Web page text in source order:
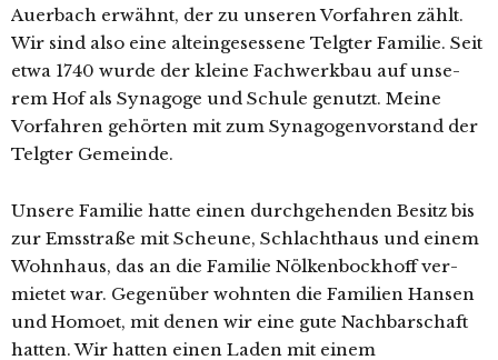
Auerbach erwähnt, der zu unse­ren Vorfahren zählt.
Wir sind also eine alt­ein­ge­ses­se­ne Telgter Familie. Seit
etwa 1740 wur­de der klei­ne Fachwerkbau auf unse­
rem Hof als Synagoge und Schule genutzt. Meine
Vorfahren gehör­ten mit zum Synagogenvorstand der
Telgter Gemeinde.
Unsere Familie hat­te einen durch­ge­hen­den Besitz bis
zur Emsstraße mit Scheune, Schlachthaus und einem
Wohnhaus, das an die Familie Nölkenbockhoff ver­
mie­tet war. Gegenüber wohn­ten die Familien Hansen
und Homoet, mit denen wir eine gute Nachbarschaft
hat­ten. Wir hat­ten einen Laden mit einem